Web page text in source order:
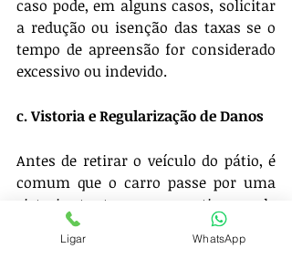
caso pode, em alguns casos, solicitar
a redução ou isenção das taxas se o
tempo de apreensão for considerado
excessivo ou indevido.
c. Vistoria e Regularização de Danos
Antes de retirar o veículo do pátio, é
comum que o carro passe por uma
vistoria, tanto para garantir que ele
esteja em condições legais de rodar
quanto para verificar eventuais
Ligar WhatsApp